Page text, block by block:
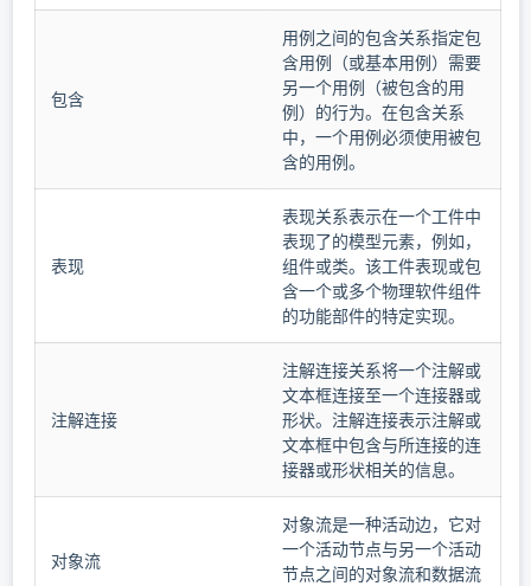
包含
用例之间的包含关系指定包
含用例（或基本用例）需要
另一个用例（被包含的用
例）的行为。在包含关系
中，一个用例必须使用被包
含的用例。
表现
表现关系表示在一个工件中
表现了的模型元素，例如，
组件或类。该工件表现或包
含一个或多个物理软件组件
的功能部件的特定实现。
注解连接
注解连接关系将一个注解或
文本框连接至一个连接器或
形状。注解连接表示注解或
文本框中包含与所连接的连
接器或形状相关的信息。
对象流
对象流是一种活动边，它对
一个活动节点与另一个活动
节点之间的对象流和数据流